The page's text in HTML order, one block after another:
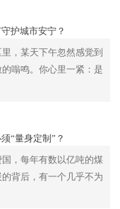
护城市安宁？
，某天下午忽然感觉到
嗡鸣。你心里一紧：是
“量身定制”？
，每年有数以亿吨的煤
背后，有一个几乎不为